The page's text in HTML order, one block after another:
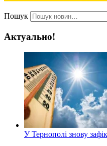
Пошук
Актуально!
У Тернополі знову